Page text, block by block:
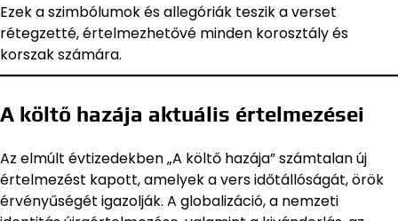
Ezek a szimbólumok és allegóriák teszik a verset
rétegzetté, értelmezhetővé minden korosztály és
korszak számára.
A költő hazája aktuális értelmezései
Az elmúlt évtizedekben „A költő hazája” számtalan új
értelmezést kapott, amelyek a vers időtállóságát, örök
érvényűségét igazolják. A globalizáció, a nemzeti